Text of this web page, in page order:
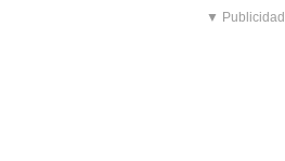
▼ Publicidad